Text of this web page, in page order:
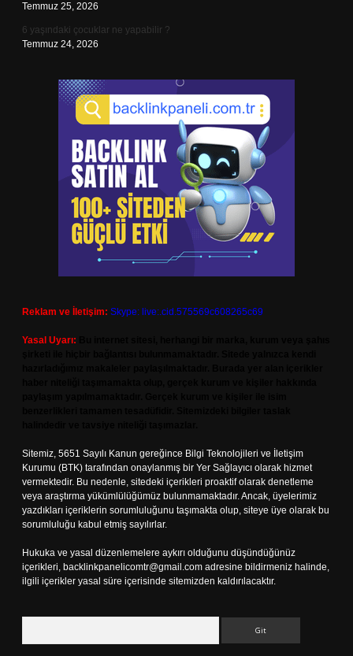
Temmuz 25, 2026
6 yaşındaki çocuklar ne yapabilir ?
Temmuz 24, 2026
Reklam ve İletişim: Skype: live:.cid.575569c608265c69
Yasal Uyarı:
Sitemiz, 5651 Sayılı Kanun gereğince Bilgi Teknolojileri ve İletişim
Kurumu (BTK) tarafından onaylanmış bir Yer Sağlayıcı olarak hizmet
vermektedir. Bu nedenle, sitedeki içerikleri proaktif olarak denetleme
veya araştırma yükümlülüğümüz bulunmamaktadır. Ancak, üyelerimiz
yazdıkları içeriklerin sorumluluğunu taşımakta olup, siteye üye olarak bu
sorumluluğu kabul etmiş sayılırlar.
Hukuka ve yasal düzenlemelere aykırı olduğunu düşündüğünüz
içerikleri, backlinkpanelicomtr@gmail.com adresine bildirmeniz halinde,
ilgili içerikler yasal süre içerisinde sitemizden kaldırılacaktır.